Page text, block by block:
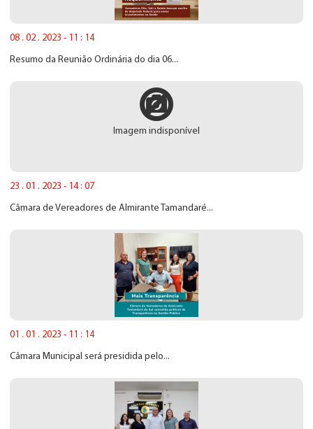
08 . 02 . 2023 - 11 : 14
Resumo da Reunião Ordinária do dia 06...
Imagem indisponível
23 . 01 . 2023 - 14 : 07
Câmara de Vereadores de Almirante Tamandaré...
01 . 01 . 2023 - 11 : 14
Câmara Municipal será presidida pelo...